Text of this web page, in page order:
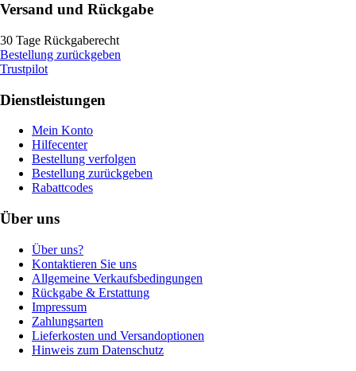
Versand und Rückgabe
30 Tage Rückgaberecht
Bestellung zurückgeben
Trustpilot
Dienstleistungen
Mein Konto
Hilfecenter
Bestellung verfolgen
Bestellung zurückgeben
Rabattcodes
Über uns
Über uns?
Kontaktieren Sie uns
Allgemeine Verkaufsbedingungen
Rückgabe & Erstattung
Impressum
Zahlungsarten
Lieferkosten und Versandoptionen
Hinweis zum Datenschutz